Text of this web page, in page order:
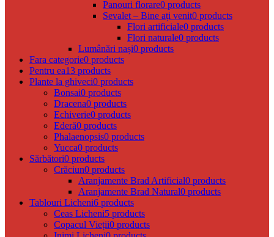
Panouri florare0 products
Sevalet – Bine ați venit0 products
Flori artificiale0 products
Flori naturale0 products
Lumânări nași0 products
Fara categorie0 products
Pentru ea13 products
Plante la ghiveci0 products
Bonsai0 products
Dracena0 products
Echiverie0 products
Ederă0 products
Phalaenopsis0 products
Yucca0 products
Sărbători0 products
Crăciun0 products
Aranjamente Brad Artificial0 products
Aranjamente Brad Natural0 products
Tablouri Licheni6 products
Ceas Licheni5 products
Copacul Vieții0 products